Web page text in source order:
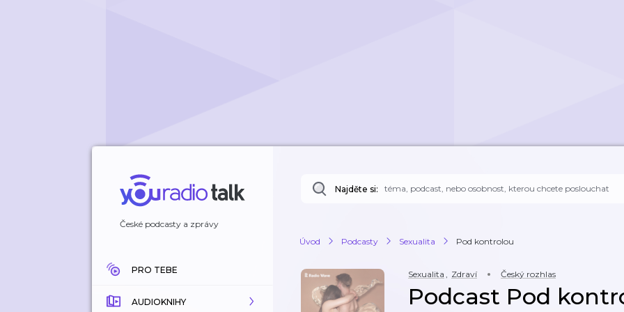
České podcasty a zprávy
PRO TEBE
AUDIOKNIHY
Najděte si:
Úvod Podcasty Sexualita Pod kontrolou
Sexualita , Zdraví Český rozhlas
Podcast Pod